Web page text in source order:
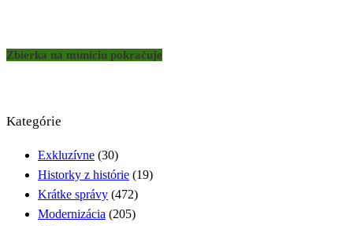
Zbierka na muníciu pokračuje
Kategórie
Exkluzívne (30)
Historky z histórie (19)
Krátke správy (472)
Modernizácia (205)